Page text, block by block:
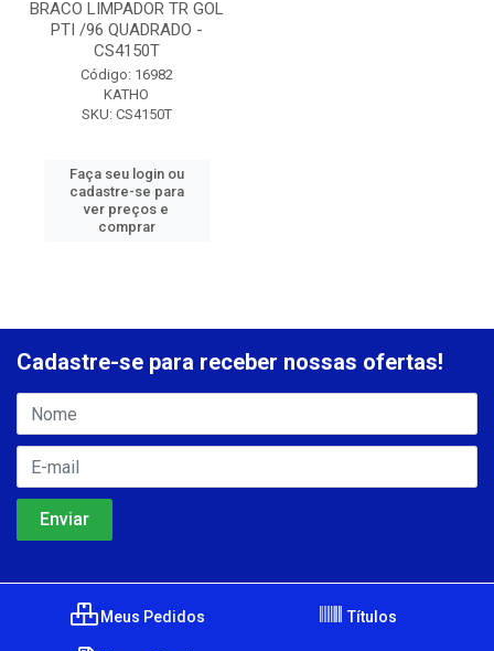
BRACO LIMPADOR TR GOL
PTI /96 QUADRADO -
CS4150T
Código: 16982
KATHO
SKU: CS4150T
Faça seu login ou
cadastre-se para
ver preços e
comprar
Cadastre-se para receber nossas ofertas!
Meus Pedidos Títulos